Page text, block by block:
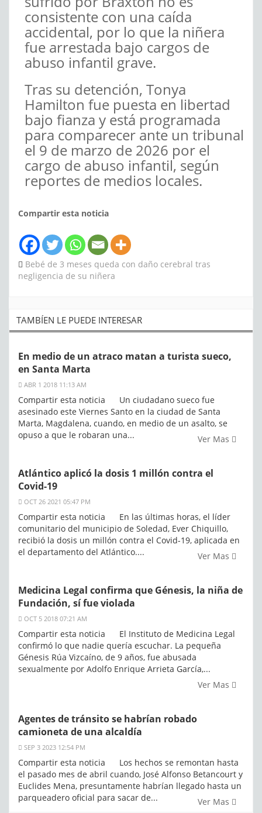
consistente con una caída
accidental, por lo que la niñera
fue arrestada bajo cargos de
abuso infantil grave.
Tras su detención, Tonya
Hamilton fue puesta en libertad
bajo fianza y está programada
para comparecer ante un tribunal
el 9 de marzo de 2026 por el
cargo de abuso infantil, según
reportes de medios locales.
Compartir esta noticia
Bebé de 3 meses queda con daño cerebral tras
negligencia de su niñera
TAMBÍEN LE PUEDE INTERESAR
En medio de un atraco matan a turista sueco,
en Santa Marta
ABR 1 2018 11:13 AM
Compartir esta noticia Un ciudadano sueco fue
asesinado este Viernes Santo en la ciudad de Santa
Marta, Magdalena, cuando, en medio de un asalto, se
opuso a que le robaran una...
Ver Mas
Atlántico aplicó la dosis 1 millón contra el
Covid-19
OCT 26 2021 05:47 PM
Compartir esta noticia En las últimas horas, el líder
comunitario del municipio de Soledad, Ever Chiquillo,
recibió la dosis un millón contra el Covid-19, aplicada en
el departamento del Atlántico....
Ver Mas
Medicina Legal confirma que Génesis, la niña de
Fundación, sí fue violada
OCT 5 2018 07:21 AM
Compartir esta noticia El Instituto de Medicina Legal
confirmó lo que nadie quería escuchar. La pequeña
Génesis Rúa Vizcaíno, de 9 años, fue abusada
sexualmente por Adolfo Enrique Arrieta García,...
Ver Mas
Agentes de tránsito se habrían robado
camioneta de una alcaldía
SEP 3 2023 12:54 PM
Compartir esta noticia Los hechos se remontan hasta
el pasado mes de abril cuando, José Alfonso Betancourt y
Euclides Mena, presuntamente habrían llegado hasta un
parqueadero oficial para sacar de...
Ver Mas